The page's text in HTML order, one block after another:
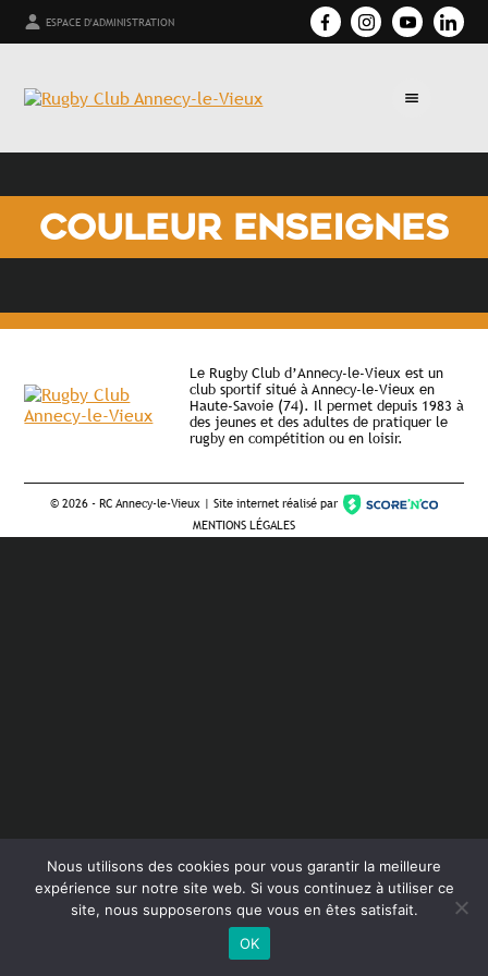
ESPACE D'ADMINISTRATION
COULEUR ENSEIGNES
Le Rugby Club d’Annecy-le-Vieux est un
club sportif situé à Annecy-le-Vieux en
Haute-Savoie (74). Il permet depuis 1983 à
des jeunes et des adultes de pratiquer le
rugby en compétition ou en loisir.
©2026 - RC Annecy-le-Vieux | Site internet réalisé par
MENTIONS LÉGALES
Nous utilisons des cookies pour vous garantir la meilleure
expérience sur notre site web. Si vous continuez à utiliser ce
site, nous supposerons que vous en êtes satisfait.
OK